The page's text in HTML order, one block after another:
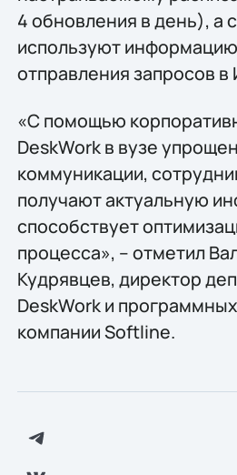
4 обновления в день), а
используют
отправления запросов в
«С помощью
DeskWork в вузе
коммуникации,
получают актуальную
способствует
процесса», – отметил
Кудрявцев, директор
DeskWork и
компании Softline.